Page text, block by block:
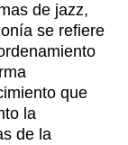
de jazz,
se refiere
que
la
de la